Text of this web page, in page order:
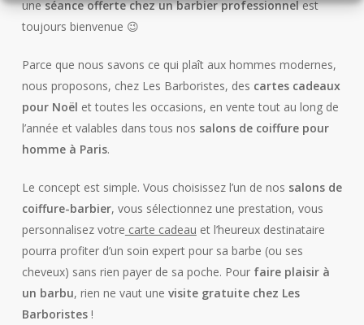
uneséance offerte chez un barbier professionnelest
toujours bienvenue 😉
Parce que nous savons ce qui plaît aux hommes modernes,
nous proposons, chez Les Barboristes, des cartes cadeaux
pour Noël et toutes les occasions, en vente tout au long de
l’année et valables dans tous nos salons de coiffure pour
homme à Paris.
Le concept est simple. Vous choisissez l’un de nos salons de
coiffure-barbier, vous sélectionnez une prestation, vous
personnalisez votre carte cadeau et l’heureux destinataire
pourra profiter d’un soin expert pour sa barbe (ou ses
cheveux) sans rien payer de sa poche. Pour faire plaisir à
un barbu, rien ne vaut une visite gratuite chez Les
Barboristes !